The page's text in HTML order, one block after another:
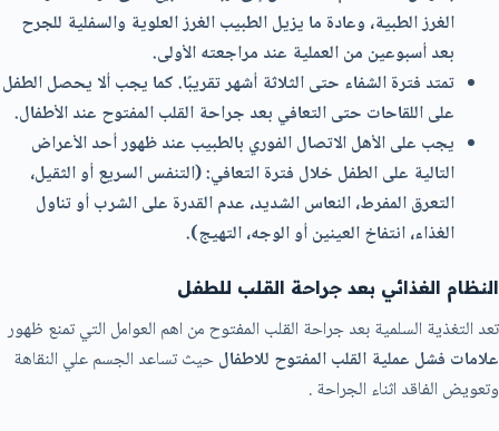
الغرز الطبية، وعادة ما يزيل الطبيب الغرز العلوية والسفلية للجرح
بعد أسبوعين من العملية عند مراجعته الأولى.
تمتد فترة الشفاء حتى الثلاثة أشهر تقريبًا. كما يجب ألا يحصل الطفل
على اللقاحات حتى التعافي بعد جراحة القلب المفتوح عند الأطفال.
يجب على الأهل الاتصال الفوري بالطبيب عند ظهور أحد الأعراض
التالية على الطفل خلال فترة التعافي: (التنفس السريع أو الثقيل،
التعرق المفرط، النعاس الشديد، عدم القدرة على الشرب أو تناول
الغذاء، انتفاخ العينين أو الوجه، التهيج).
النظام الغذائي بعد جراحة القلب للطفل
تعد التغذية السلمية بعد جراحة القلب المفتوح من اهم العوامل التي تمنع ظهور
علامات فشل عملية القلب المفتوح للاطفالحيث تساعد الجسم علي النقاهة
وتعويض الفاقد اثناء الجراحة .